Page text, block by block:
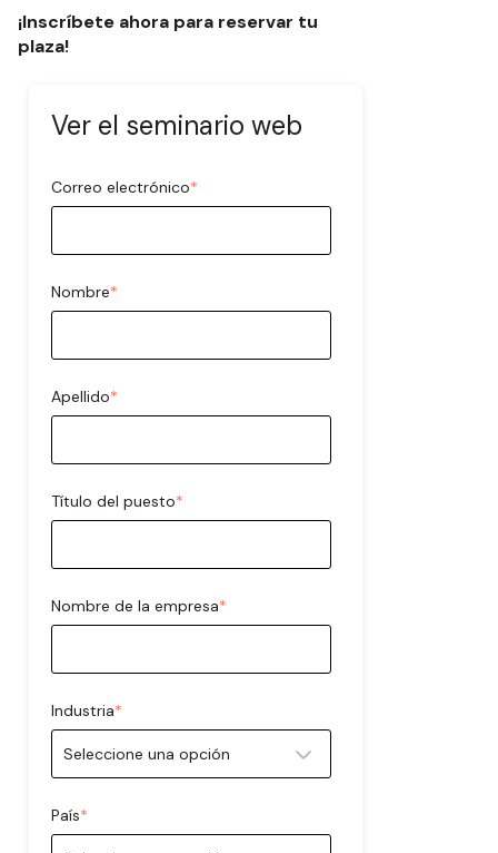
¡Inscríbete ahora para reservar tu
plaza!
Ver el seminario web
Correo electrónico*
Nombre*
Apellido*
Título del puesto*
Nombre de la empresa*
Industria*
País*